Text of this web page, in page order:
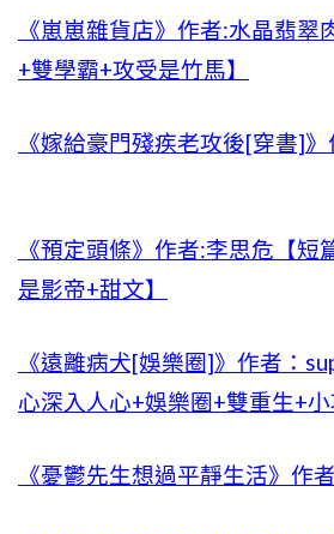
《崽崽雜貨店》作者:水晶翡翠
+雙學霸+攻受是竹馬】
《嫁給豪門殘疾老攻後[穿書]
《預定頭條》作者:李思危【短
是影帝+甜文】
《遠離病犬[娛樂圈]》作者：
心深入人心+娛樂圈+雙重生+小
《憂鬱先生想過平靜生活》作